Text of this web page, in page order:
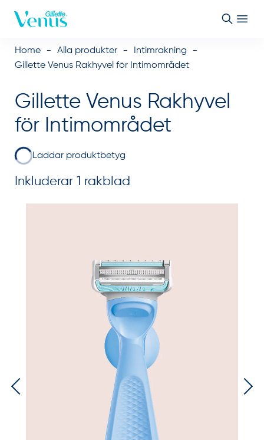
Home Alla produkter
Intimrakning
Gillette Venus Rakhyvel för Intimområdet
Gillette Venus Rakhyvel
för Intimområdet
Laddar produktbetyg
Inkluderar 1 rakblad